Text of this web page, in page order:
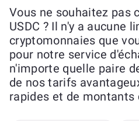
Vous ne souhaitez pas
USDC ? Il n'y a aucune
cryptomonnaies que
pour notre service
n'importe quelle paire
de nos tarifs
rapides et de montants